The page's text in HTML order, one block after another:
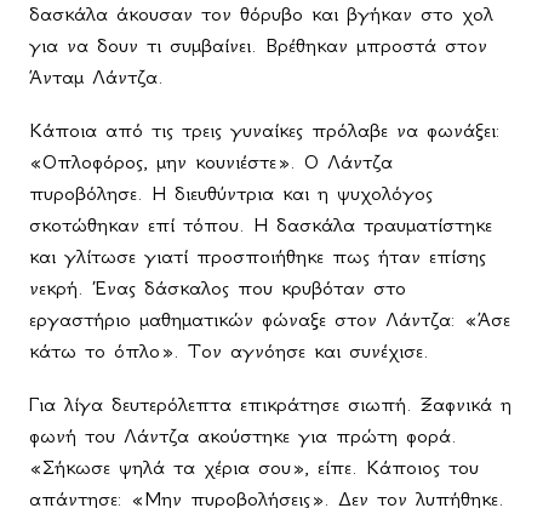
δασκάλα άκουσαν τον θόρυβο και βγήκαν στο χολ
για να δουν τι συμβαίνει. Βρέθηκαν μπροστά στον
Άνταμ Λάντζα.
Κάποια από τις τρεις γυναίκες πρόλαβε να φωνάξει:
«Οπλοφόρος, μην κουνιέστε». Ο Λάντζα
πυροβόλησε. Η διευθύντρια και η ψυχολόγος
σκοτώθηκαν επί τόπου. Η δασκάλα τραυματίστηκε
και γλίτωσε γιατί προσποιήθηκε πως ήταν επίσης
νεκρή. Ένας δάσκαλος που κρυβόταν στο
εργαστήριο μαθηματικών φώναξε στον Λάντζα: «Άσε
κάτω το όπλο». Τον αγνόησε και συνέχισε.
Για λίγα δευτερόλεπτα επικράτησε σιωπή. Ξαφνικά η
φωνή του Λάντζα ακούστηκε για πρώτη φορά.
«Σήκωσε ψηλά τα χέρια σου», είπε. Κάποιος του
απάντησε: «Μην πυροβολήσεις». Δεν τον λυπήθηκε.